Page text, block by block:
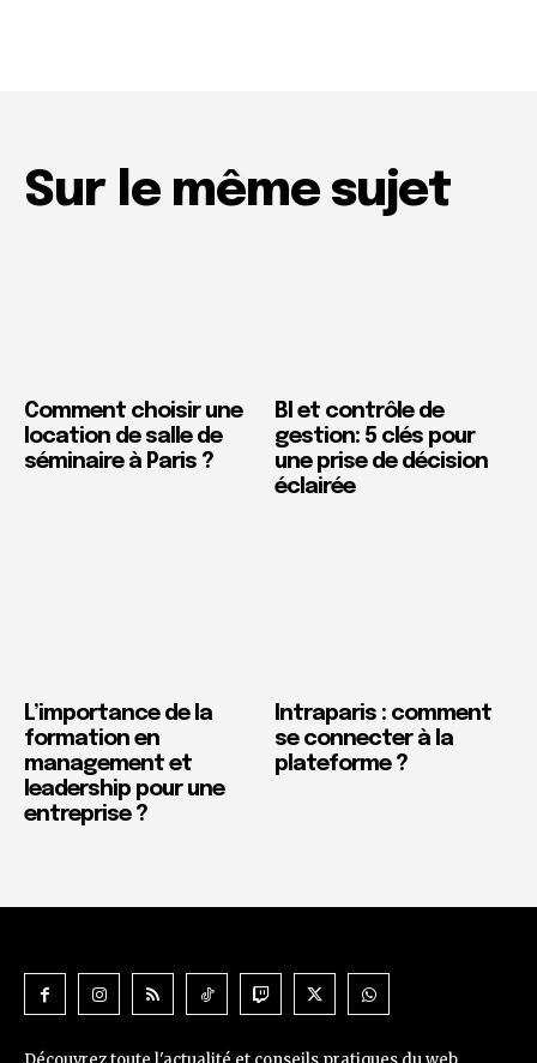
Sur le même sujet
Comment choisir une
location de salle de
séminaire à Paris ?
BI et contrôle de
gestion: 5 clés pour
une prise de décision
éclairée
L’importance de la
formation en
management et
leadership pour une
entreprise ?
Intraparis : comment
se connecter à la
plateforme ?